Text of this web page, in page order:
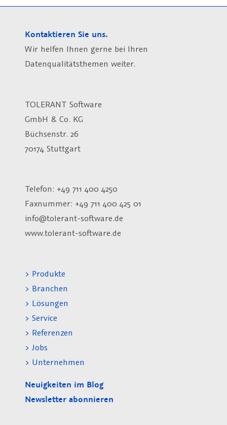
Kontaktieren Sie uns.
Wir helfen Ihnen gerne bei Ihren
Datenqualitätsthemen weiter.
TOLERANT Software
GmbH & Co. KG
Büchsenstr. 26
70174 Stuttgart
Telefon: +49 711 400 4250
Faxnummer: +49 711 400 425 01
info@tolerant-software.de
www.tolerant-software.de
> Produkte
> Branchen
> Lösungen
> Service
> Referenzen
> Jobs
> Unternehmen
Neuigkeiten im Blog
Newsletter abonnieren